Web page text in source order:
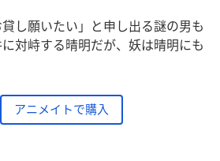
貸し願いたい」と申し出る謎の男も
対峙する晴明だが、妖は晴明にも
アニメイトで購入